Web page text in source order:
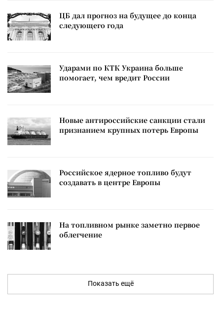
ЦБ дал прогноз на будущее до конца
следующего года
Ударами по КТК Украина больше
помогает, чем вредит России
Новые антироссийские санкции стали
признанием крупных потерь Европы
Российское ядерное топливо будут
создавать в центре Европы
На топливном рынке заметно первое
облегчение
Показать ещё